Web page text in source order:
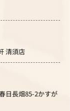
清須店
日長畑85-2かすが